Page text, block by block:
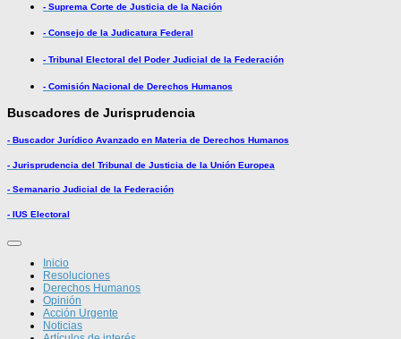
- Suprema Corte de Justicia de la Nación
- Consejo de la Judicatura Federal
- Tribunal Electoral del Poder Judicial de la Federación
- Comisión Nacional de Derechos Humanos
Buscadores de Jurisprudencia
- Buscador Jurídico Avanzado en Materia de Derechos Humanos
- Jurisprudencia del Tribunal de Justicia de la Unión Europea
- Semanario Judicial de la Federación
- IUS Electoral
Inicio
Resoluciones
Derechos Humanos
Opinión
Acción Urgente
Noticias